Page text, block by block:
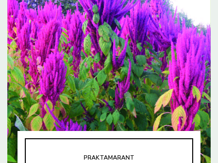
PRAKTAMARANT